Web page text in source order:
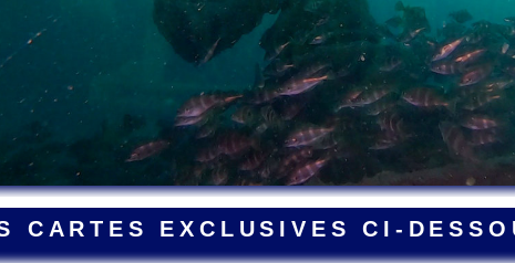
CARTES EXCLUSIVES CI-